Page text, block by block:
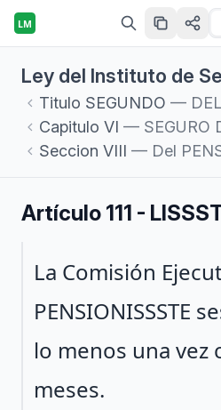
LM
Titulo SEGUNDO — DEL
Capitulo VI — SEGURO DE RETIRO, CESANTÍA EN
Seccion VIII — Del
Artículo 111 -
Párrafo 1
La Comisión
PENSIONISSSTE
lo menos una vez
meses.